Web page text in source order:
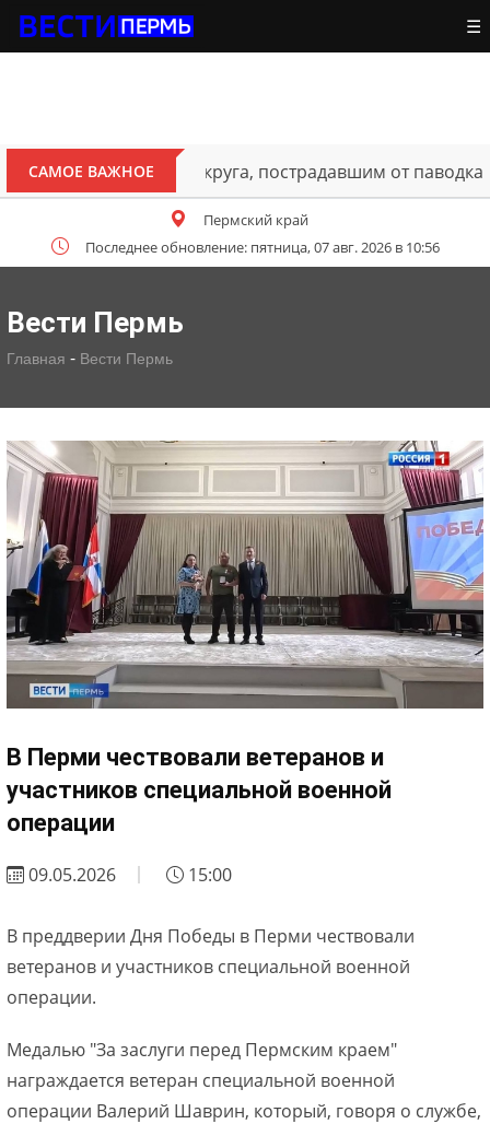
☰
САМОЕ ВАЖНОЕ В Перми открыт для движения
Пермский край
Последнее обновление: пятница, 07 авг. 2026 в 10:56
Вести Пермь
Главная - Вести Пермь
В Перми чествовали ветеранов и
участников специальной военной
операции
09.05.2026 15:00
В преддверии Дня Победы в Перми чествовали
ветеранов и участников специальной военной
операции.
Медалью "За заслуги перед Пермским краем"
награждается ветеран специальной военной
операции Валерий Шаврин, который, говоря о службе,